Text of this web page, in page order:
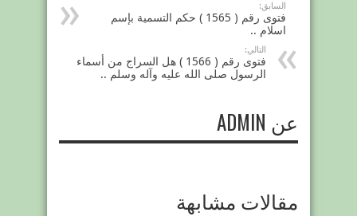
السابق:
فتوى رقم ( 1565 ) حكم التسمية بإسم
اسلام ..
التالي:
فتوى رقم ( 1566 ) هل السراج من أسماء
الرسول صلى الله عليه وآله وسلم ..
عن ADMIN
مقالات مشابهة